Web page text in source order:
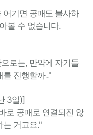
어기면 공매도 불사하
볼 수 없습니다.
로는, 만약에 자기들
를 진행할까.."
3일)]
로 공매로 연결되진 않
는 거고요."